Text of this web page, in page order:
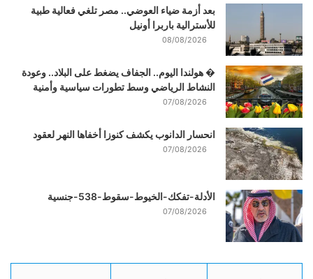
بعد أزمة ضياء العوضي.. مصر تلغي فعالية طبية
للأسترالية باربرا أونيل
08/08/2026
� هولندا اليوم.. الجفاف يضغط على البلاد.. وعودة
النشاط الرياضي وسط تطورات سياسية وأمنية
07/08/2026
انحسار الدانوب يكشف كنوزا أخفاها النهر لعقود
07/08/2026
الأدلة-تفكك-الخيوط-سقوط-538-جنسية
07/08/2026